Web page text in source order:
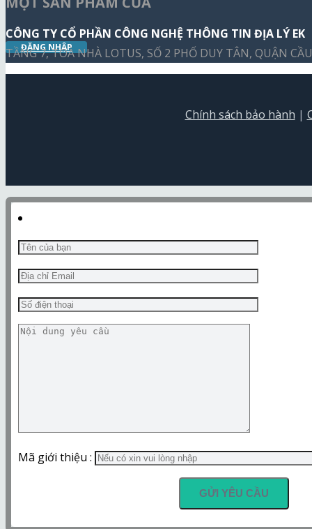
ĐĂNG NHẬP
CÔNG TY CỔ PHẦN CÔNG NGHỆ THÔNG TIN ĐỊA LÝ EK
TẦNG 7, TOÀ NHÀ LOTUS, SỐ 2 PHỐ DUY TÂN, QUẬN
Chính sách bảo hành |
Mã giới thiệu :